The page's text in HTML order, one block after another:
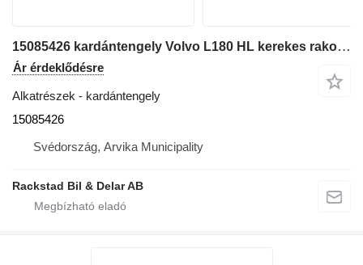
15085426 kardántengely Volvo L180 HL kerekes rakodó-hoz
Ár érdeklődésre
Alkatrészek - kardántengely
15085426
Svédország, Arvika Municipality
Rackstad Bil & Delar AB